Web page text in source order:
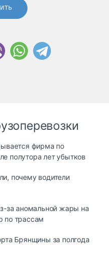
фирма по
полутора лет убытков
почему водители
за аномальной жары на
по трассам
Брянщины за полгода